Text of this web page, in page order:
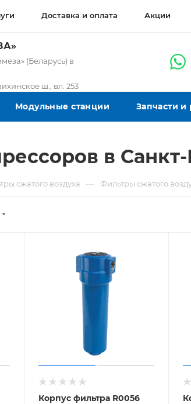
Доставка и оплата Акции
(Беларусь) в
ш., вл. 253
Модульные станции Запчасти
в
сжатого воздуха — Фильтры сжатого
Корпус фильтра R0056